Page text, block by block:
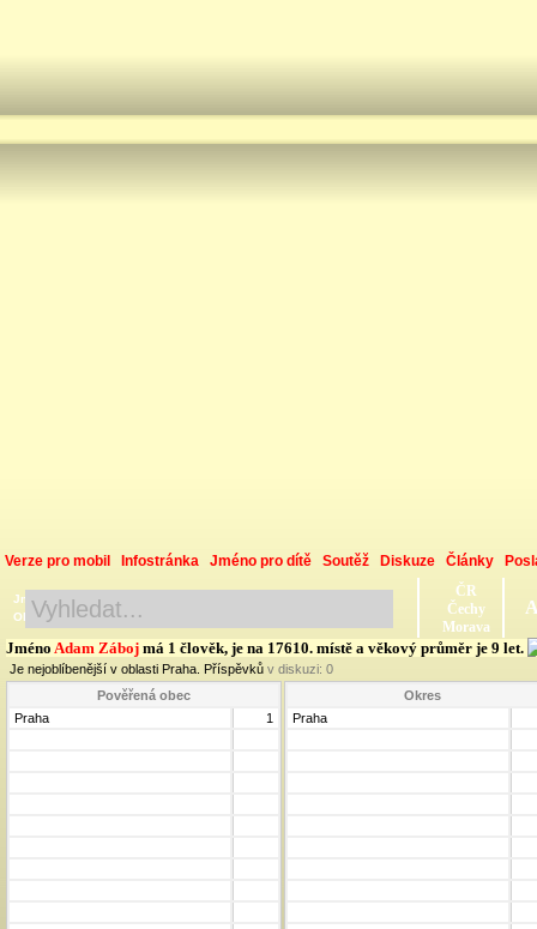
Verze pro mobil Infostránka Jméno pro dítě Soutěž Diskuze Články
Jméno Adam Záboj má 1 člověk, je na 17610. místě a věkový průměr je 9 let.
Je nejoblíbenější v oblasti Praha. Příspěvků v diskuzi: 0
Jméno, Příjmení, Obec
Okres, Kraj, Ročník
ČR
Čechy
Morava
Pověřená obec
Praha
1
Okres
Praha